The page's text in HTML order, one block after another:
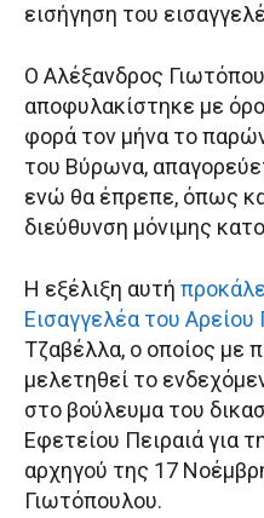
εισήγηση του
Ο Αλέξανδρος
αποφυλακίστηκε με
φορά τον μήνα το
του Βύρωνα,
ενώ θα έπρεπε, όπως
διεύθυνση μόνιμης
Η εξέλιξη αυτή
Εισαγγελέα του Αρείου
Τζαβέλλα, ο οποίος με
μελετηθεί το
στο βούλευμα του
Εφετείου Πειραιά για
αρχηγού της 17
Γιωτόπουλου.